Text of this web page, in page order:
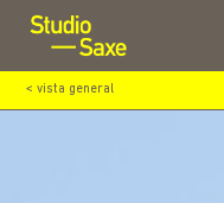
< vista general